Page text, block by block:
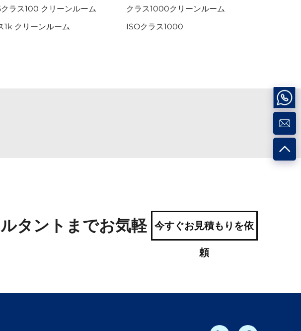
ラス100 クリーンルーム
クラス1000クリーンルーム
1k クリーンルーム
ISOクラス1000
タントまでお気軽
今すぐお見積もりを依
頼